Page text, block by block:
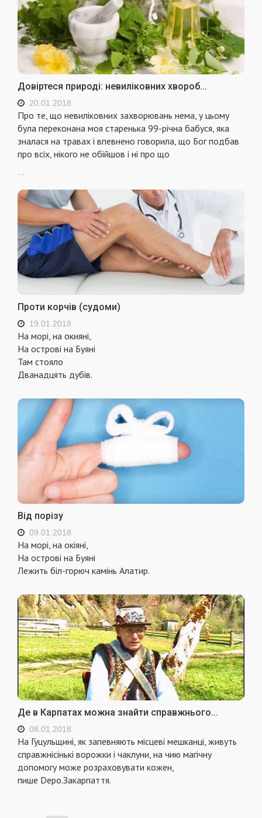
Довіртеся природі: невиліковних хвороб...
20.01.2018
Про те, що невиліковних захворювань нема, у цьому
була переконана моя старенька 99-річна бабуся, яка
зналася на травах і впевнено говорила, що Бог подбав
про всіх, нікого не обійшов і ні про що
Проти корчів (судоми)
19.01.2018
На морі, на окияні,
На острові на Буяні
Там стояло
Дванадцять дубів.
Від порізу
09.01.2018
На морі, на окіяні,
На острові на Буяні
Лежить біл-горюч камінь Алатир.
Де в Карпатах можна знайти справжнього...
08.01.2018
На Гуцульщині, як запевняють місцеві мешканці, живуть
справжнісінькі ворожки і чаклуни, на чию магічну
допомогу може розраховувати кожен,
пише Depo.Закарпаття.